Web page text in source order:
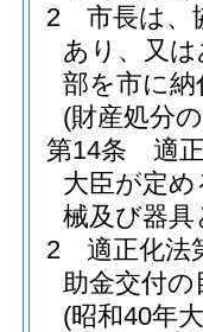
2
市長は、
あり、又
部を市に
(財産処分
第14条
適
大臣が定
械及び器
2
適正化法
助金交付の
(昭和40年